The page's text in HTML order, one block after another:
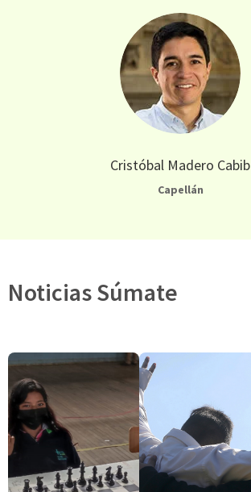
Cristóbal Madero Cabib
Capellán
Noticias Súmate